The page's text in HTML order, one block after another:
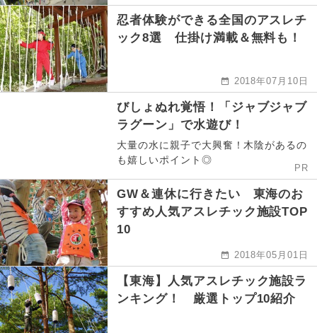
忍者体験ができる全国のアスレチ
ック8選 仕掛け満載＆無料も！
2018年07月10日
びしょぬれ覚悟！「ジャブジャブ
ラグーン」で水遊び！
大量の水に親子で大興奮！木陰があるの
も嬉しいポイント◎
PR
GW＆連休に行きたい 東海のお
すすめ人気アスレチック施設TOP
10
2018年05月01日
【東海】人気アスレチック施設ラ
ンキング！ 厳選トップ10紹介